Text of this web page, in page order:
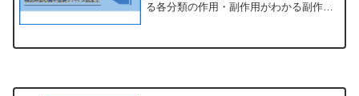
る各分類の作用・副作用がわかる副作用
整脈が発現する)・陰性変力作用(弱心作